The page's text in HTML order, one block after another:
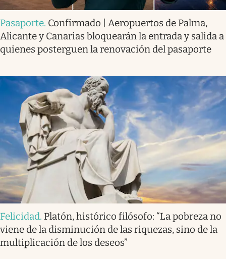
Pasaporte. Confirmado | Aeropuertos de Palma,
Alicante y Canarias bloquearán la entrada y salida a
quienes posterguen la renovación del pasaporte
Felicidad. Platón, histórico filósofo: “La pobreza no
viene de la disminución de las riquezas, sino de la
multiplicación de los deseos”